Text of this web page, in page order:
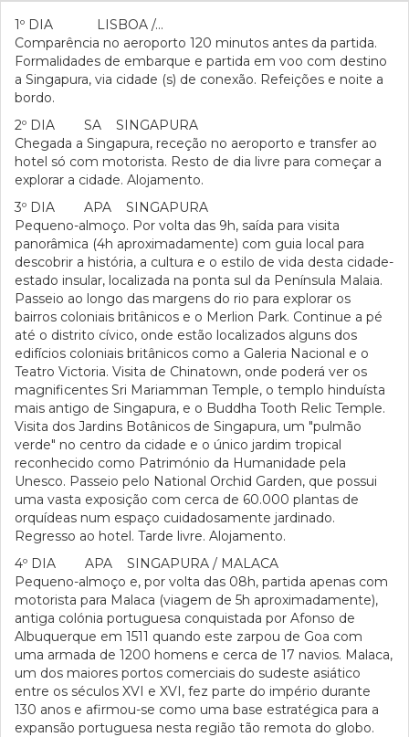
1º DIA LISBOA /…
Comparência no aeroporto 120 minutos antes da partida.
Formalidades de embarque e partida em voo com destino
a Singapura, via cidade (s) de conexão. Refeições e noite a
bordo.
2º DIA SA SINGAPURA
Chegada a Singapura, receção no aeroporto e transfer ao
hotel só com motorista. Resto de dia livre para começar a
explorar a cidade. Alojamento.
3º DIA APA SINGAPURA
Pequeno-almoço. Por volta das 9h, saída para visita
panorâmica (4h aproximadamente) com guia local para
descobrir a história, a cultura e o estilo de vida desta cidade-
estado insular, localizada na ponta sul da Península Malaia.
Passeio ao longo das margens do rio para explorar os
bairros coloniais britânicos e o Merlion Park. Continue a pé
até o distrito cívico, onde estão localizados alguns dos
edifícios coloniais britânicos como a Galeria Nacional e o
Teatro Victoria. Visita de Chinatown, onde poderá ver os
magnificentes Sri Mariamman Temple, o templo hinduísta
mais antigo de Singapura, e o Buddha Tooth Relic Temple.
Visita dos Jardins Botânicos de Singapura, um "pulmão
verde" no centro da cidade e o único jardim tropical
reconhecido como Património da Humanidade pela
Unesco. Passeio pelo National Orchid Garden, que possui
uma vasta exposição com cerca de 60.000 plantas de
orquídeas num espaço cuidadosamente jardinado.
Regresso ao hotel. Tarde livre. Alojamento.
4º DIA APA SINGAPURA / MALACA
Pequeno-almoço e, por volta das 08h, partida apenas com
motorista para Malaca (viagem de 5h aproximadamente),
antiga colónia portuguesa conquistada por Afonso de
Albuquerque em 1511 quando este zarpou de Goa com
uma armada de 1200 homens e cerca de 17 navios. Malaca,
um dos maiores portos comerciais do sudeste asiático
entre os séculos XVI e XVI, fez parte do império durante
130 anos e afirmou-se como uma base estratégica para a
expansão portuguesa nesta região tão remota do globo.